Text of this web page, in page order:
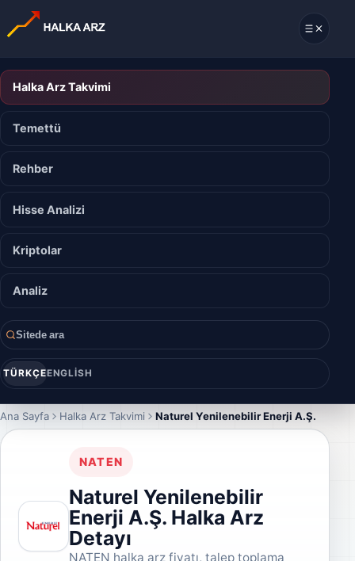
Halka Arz Takvimi
Temettü
Rehber
Hisse Analizi
Kriptolar
Analiz
Sitede ara
TÜRKÇEENGLISH
Ana Sayfa Halka Arz Takvimi Naturel Yenilenebilir Enerji A.Ş.
NATEN
Naturel Yenilenebilir
Enerji A.Ş. Halka Arz
Detayı
NATEN halka arz fiyatı, talep toplama